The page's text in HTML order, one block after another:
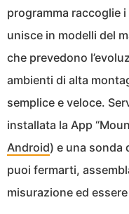
programma raccoglie i
unisce in modelli del
che prevedono
ambienti di alta
semplice e veloce.
installata la App
Android) e una sonda
puoi fermarti,
misurazione ed